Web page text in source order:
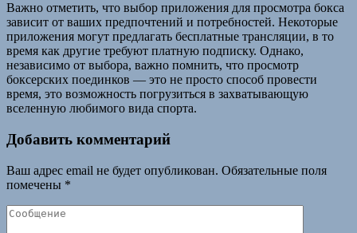
Важно отметить, что выбор приложения для просмотра бокса
зависит от ваших предпочтений и потребностей. Некоторые
приложения могут предлагать бесплатные трансляции, в то
время как другие требуют платную подписку. Однако,
независимо от выбора, важно помнить, что просмотр
боксерских поединков — это не просто способ провести
время, это возможность погрузиться в захватывающую
вселенную любимого вида спорта.
Добавить комментарий
Ваш адрес email не будет опубликован. Обязательные поля
помечены *